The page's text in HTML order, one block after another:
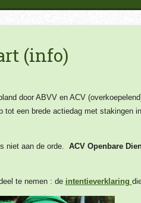
(info)
door ABVV en ACV
een brede actiedag met stakingen
niet aan de orde. ACV Openbare
te nemen : de intentieverklaring